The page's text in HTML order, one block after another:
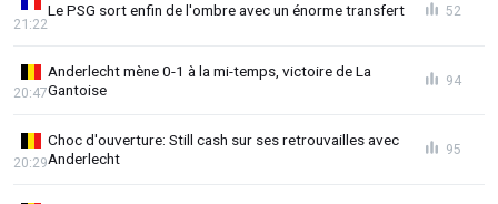
Le PSG sort enfin de l'ombre avec un énorme transfert
21:22
52
Anderlecht mène 0-1 à la mi-temps, victoire de La
Gantoise
20:47
94
Choc d'ouverture: Still cash sur ses retrouvailles avec
Anderlecht
20:29
95